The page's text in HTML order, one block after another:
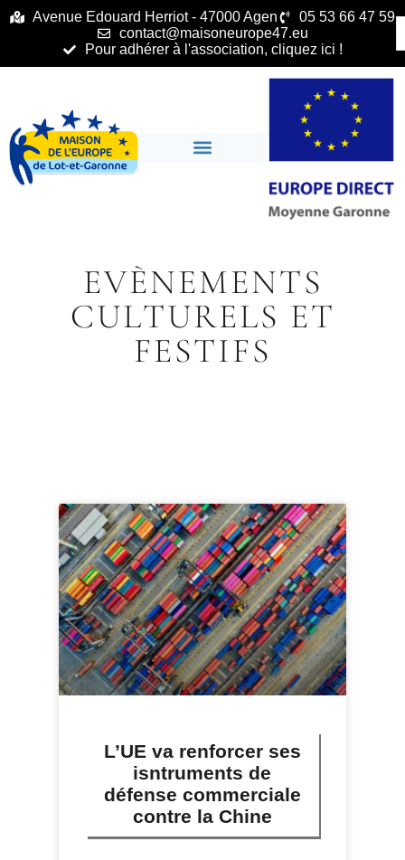
principalAvenue Edouard Herriot - 47000 Agen
05 53 66 47 59
contact@maisoneurope47.eu
Pour adhérer à l'association, cliquez ici !
EVÈNEMENTS
CULTURELS ET
FESTIFS
L’UE va renforcer ses
isntruments de
défense commerciale
contre la Chine